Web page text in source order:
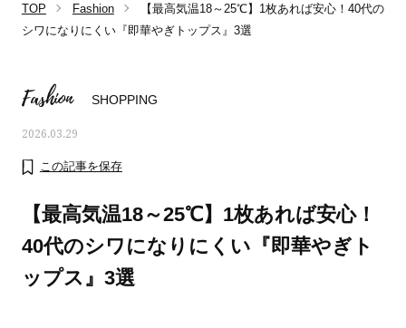
TOP Fashion
【最高気温18～25℃】1枚あれば安心！40代の
シワになりにくい『即華やぎトップス』3選
Fashion SHOPPING
2026.03.29
この記事を保存
【最高気温18～25℃】1枚あれば安心！
40代のシワになりにくい『即華やぎト
ップス』3選